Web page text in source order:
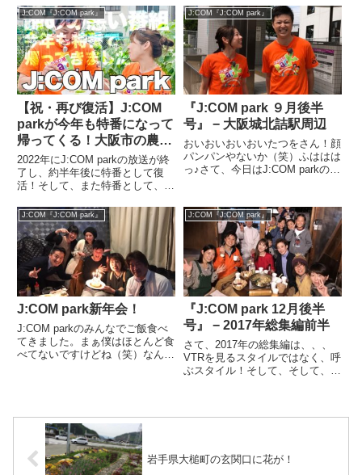
前からお店に訪れて、あれやこれ
やと撮影開始！僕の案が採用され
て欲しかったんですが、、、岩井
ちゃん案になりまし...
初めての経験で、いろいろ感じる
ところがありました。スタッフの
方々やレポーターの方々、、、...
J:COM『J:COM park』
【祝・再び復活】J:COM
parkが今年も特番になって
帰ってくる！大阪市の農業
の秘密に迫る第５弾！
2022年にJ:COM parkの放送が終
了し、約半年後に特番として復
活！そして、また特番として、継
ありますか？大阪市都市農業振興
事業 大阪シティーファームさん
に感謝しかありません。
J:COM『J:COM park』
『J:COM park ９月後半
号』 − 大阪城北詰駅周辺
おいおいおいおいたつをさん！顔
パンパンやないか（笑）ふははは
っ♪さて、今日はJ:COM parkのロ
ンカチ持って歩いてました。体力
が削り取られていく感じでした
よ。今日は大阪城北詰駅...
J:COM『J:COM park』
J:COM park新年会！
J:COM parkのみんなでご飯食べ
てきました。まぁ僕はほとんど食
べてないですけどね（笑）なんだ
なの誕生日会と...
J:COM『J:COM park』
『J:COM park 12月後半
号』 − 2017年総集編前半
さて、2017年の総集編は、、、
VTRを見るスタイルではなく、呼
ぶスタイル！そして、そして、そ
岩手県大槌町の玄関口に花が！